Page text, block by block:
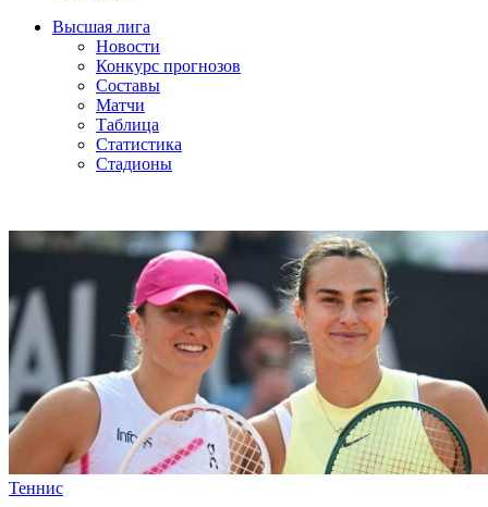
Высшая лига
Новости
Конкурс прогнозов
Составы
Матчи
Таблица
Статистика
Стадионы
Теннис